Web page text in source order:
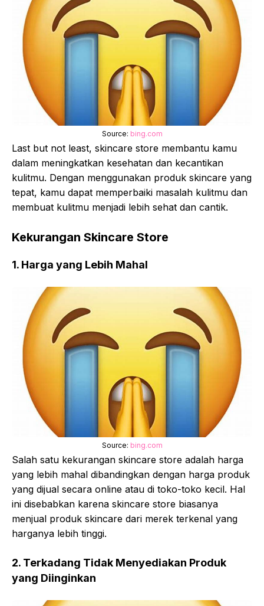
Source: bing.com
Last but not least, skincare store membantu kamu
dalam meningkatkan kesehatan dan kecantikan
kulitmu. Dengan menggunakan produk skincare yang
tepat, kamu dapat memperbaiki masalah kulitmu dan
membuat kulitmu menjadi lebih sehat dan cantik.
Kekurangan Skincare Store
1. Harga yang Lebih Mahal
Source: bing.com
Salah satu kekurangan skincare store adalah harga
yang lebih mahal dibandingkan dengan harga produk
yang dijual secara online atau di toko-toko kecil. Hal
ini disebabkan karena skincare store biasanya
menjual produk skincare dari merek terkenal yang
harganya lebih tinggi.
2. Terkadang Tidak Menyediakan Produk
yang Diinginkan